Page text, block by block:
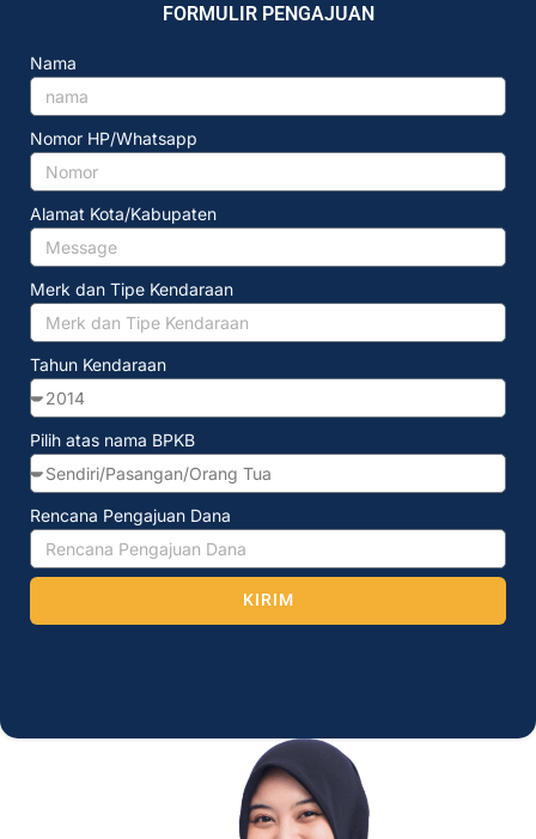
FORMULIR PENGAJUAN
Nama
Nomor HP/Whatsapp
Alamat Kota/Kabupaten
Merk dan Tipe Kendaraan
Tahun Kendaraan
Pilih atas nama BPKB
Rencana Pengajuan Dana
KIRIM